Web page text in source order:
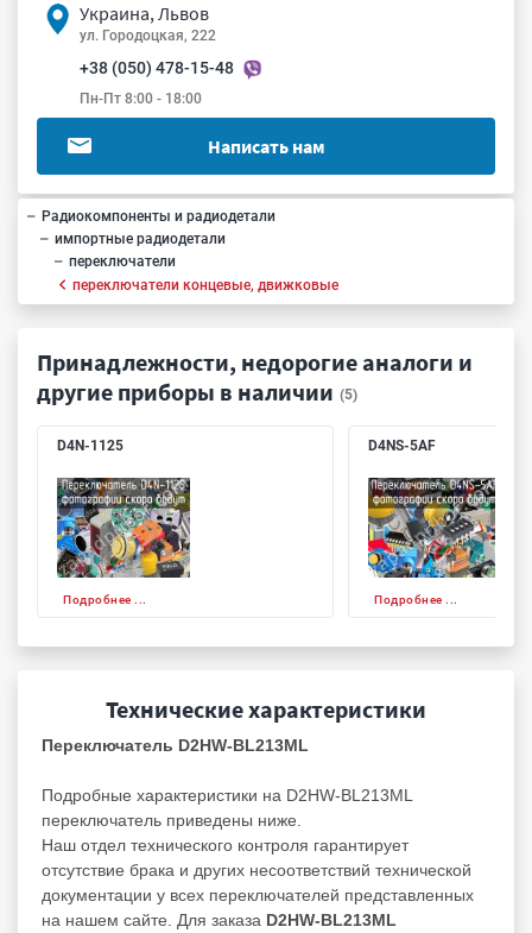
Украина, Львов
ул. Городоцкая, 222
+38 (050) 478-15-48
Пн-Пт 8:00 - 18:00
Написать нам
Радиокомпоненты и радиодетали
импортные радиодетали
переключатели
переключатели концевые, движковые
Принадлежности, недорогие аналоги и
другие приборы в наличии (5)
D4N-1125
Подробнее ...
D4NS-5AF
Подробнее ...
Технические характеристики
Переключатель D2HW-BL213ML
Подробные характеристики на D2HW-BL213ML
переключатель приведены ниже.
Наш отдел технического контроля гарантирует
отсутствие брака и других несоответствий технической
документации у всех переключателей представленных
на нашем сайте. Для заказа D2HW-BL213ML